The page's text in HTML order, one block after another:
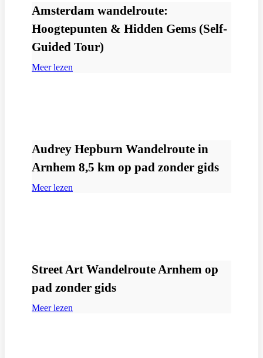
Amsterdam wandelroute:
Hoogtepunten & Hidden Gems (Self-
Guided Tour)
Meer lezen
Audrey Hepburn Wandelroute in
Arnhem 8,5 km op pad zonder gids
Meer lezen
Street Art Wandelroute Arnhem op
pad zonder gids
Meer lezen